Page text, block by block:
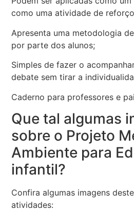
como uma atividade de
Apresenta uma metodologia
por parte dos alunos;
Simples de fazer o
debate sem tirar a
Caderno para professores e
Que tal algumas
sobre o Projeto
Ambiente para
infantil?
Confira algumas imagens
atividades: